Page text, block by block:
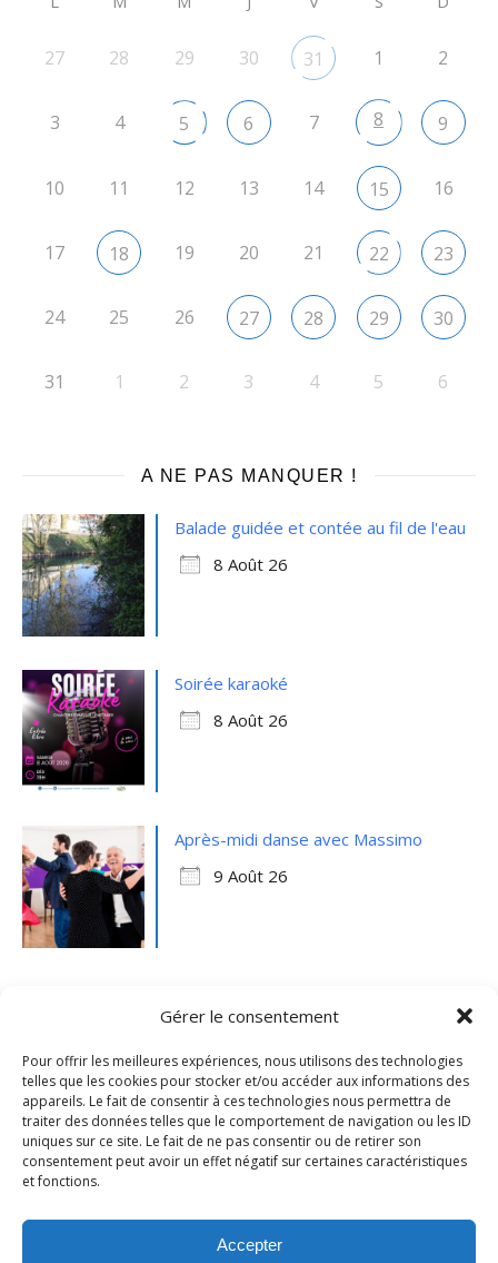
Gérer le consentement
Pour offrir les meilleures expériences, nous utilisons des technologies
telles que les cookies pour stocker et/ou accéder aux informations des
appareils. Le fait de consentir à ces technologies nous permettra de
traiter des données telles que le comportement de navigation ou les ID
uniques sur ce site. Le fait de ne pas consentir ou de retirer son
consentement peut avoir un effet négatif sur certaines caractéristiques
et fonctions.
Accepter
27 28 29 30 31 1 2
3 4 5 6 7 8 9
10 11 12 13 14 15 16
17 18 19 20 21 22 23
24 25 26 27 28 29 30
31 1 2 3 4 5 6
A NE PAS MANQUER !
Balade guidée et contée au fil de l'eau
8 Août 26
Soirée karaoké
8 Août 26
Après-midi danse avec Massimo
9 Août 26
- Ville de Merville -